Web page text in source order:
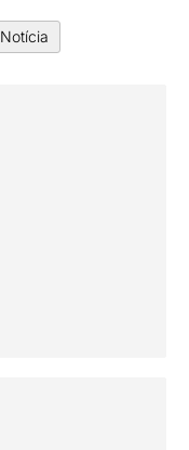
Notícia